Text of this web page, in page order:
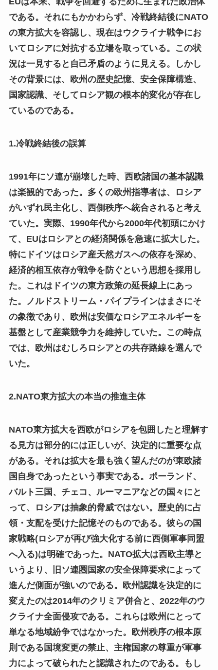
である。それにもかかわらず、冷戦終結後にNATO
の東方拡大を容認し、現在はウクライナ戦争にお
いてロシアに対抗する立場を取っている。この状
況は一見すると自己矛盾のように見える。しかし
その背景には、欧州の歴史記憶、安全保障構造、
国家認識、そしてロシア観の根本的変化が存在し
ているのである。
1.冷戦終結後の誤算
1991年にソ連が崩壊した時、西欧諸国の基本認識
は楽観的であった。多くの欧州指導者は、ロシア
がいずれ民主化し、西側秩序へ統合されると考え
ていた。実際、1990年代から2000年代初頭にかけ
て、EUはロシアとの経済関係を急速に拡大した。
特にドイツはロシア産天然ガスへの依存を深め、
経済的相互依存が戦争を防ぐという思想を採用し
た。これはドイツの東方政策の延長線上にあっ
た。ノルドストリーム・パイプラインはまさにそ
の象徴であり、欧州は安価なロシアエネルギーを
基盤として産業競争力を維持していた。この時点
では、欧州はむしろロシアとの共存路線を選んで
いた。
2.NATO東方拡大の本当の推進主体
NATO東方拡大を西欧がロシアを包囲したと理解す
る見方は部分的には正しいが、決定的に重要な点
がある。それは拡大を最も強く望んだのが東欧諸
国自身であったという事実である。ポーランド、
バルト三国、チェコ、ルーマニアなどの国々にと
って、ロシアは抽象的脅威ではない。歴史的に占
領・支配を受けた記憶そのものである。彼らの国
家戦略(ロシアが再び強大化する前に西側軍事同盟
へ入る)は明確であった。NATO拡大は西欧主導と
いうより、旧ソ連圏国家の安全保障要求によって
進んだ側面が強いのである。欧州認識を決定的に
変えたのは2014年のクリミア併合と、2022年のウ
クライナ全面侵攻である。これらは欧州にとって
単なる地域紛争ではなかった。欧州秩序の根本原
則である国境変更の禁止、主権国家の尊重が軍事
力によって破られたと認識されたのである。もし